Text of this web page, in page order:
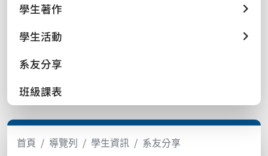
學生著作
學生活動
系友分享
班級課表
首頁 導覽列 學生資訊 系友分享